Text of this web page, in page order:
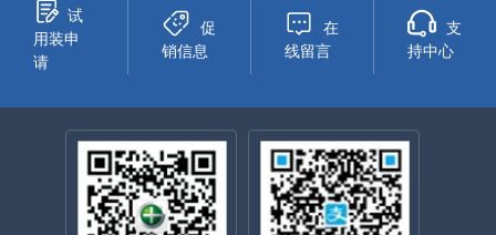
试
用装申
请
促
销信息
在
线留言
支
持中心